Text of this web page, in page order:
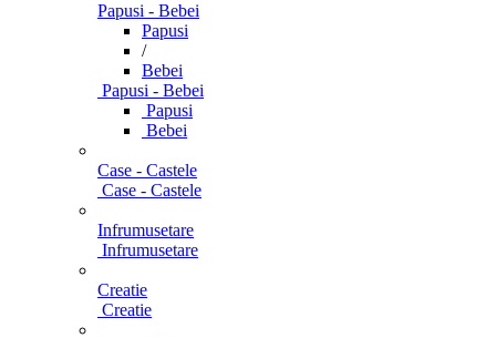
Papusi - Bebei
Papusi
/
Bebei
Papusi - Bebei
Papusi
Bebei
Case - Castele
Case - Castele
Infrumusetare
Infrumusetare
Creatie
Creatie